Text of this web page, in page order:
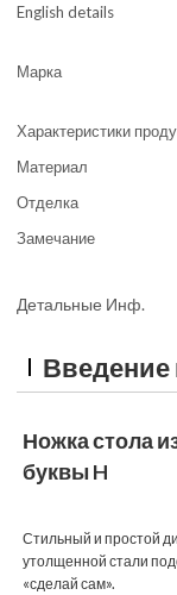
English details
Марка
Характеристики
Материал
Отделка
Замечание
Детальные Инф.
Введение
Ножка стола
буквы H
Стильный и простой
утолщенной стали
«сделай сам».